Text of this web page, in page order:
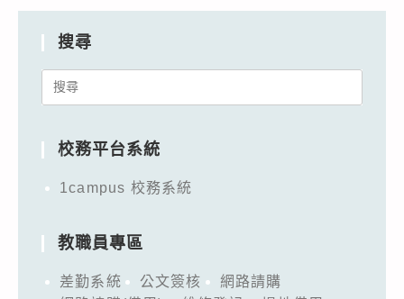
搜尋
Search
校務平台系統
1campus 校務系統
教職員專區
差勤系統 公文簽核
網路請購